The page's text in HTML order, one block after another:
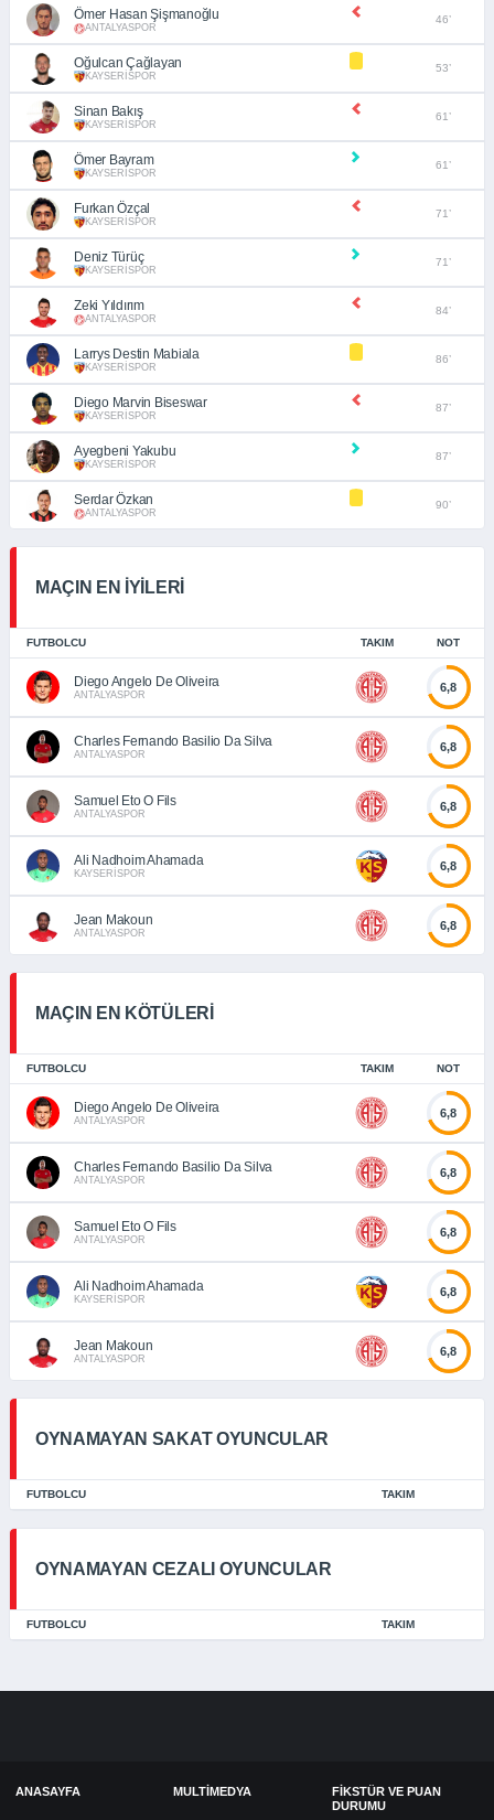
Ömer Hasan Şişmanoğlu
ANTALYASPOR
46’
Oğulcan Çağlayan
KAYSERİSPOR
53’
Sinan Bakış
KAYSERİSPOR
61’
Ömer Bayram
KAYSERİSPOR
61’
Furkan Özçal
KAYSERİSPOR
71’
Deniz Türüç
KAYSERİSPOR
71’
Zeki Yıldırım
ANTALYASPOR
84’
Larrys Destin Mabiala
KAYSERİSPOR
86’
Diego Marvin Biseswar
KAYSERİSPOR
87’
Ayegbeni Yakubu
KAYSERİSPOR
87’
Serdar Özkan
ANTALYASPOR
90’
MAÇIN EN İYİLERİ
FUTBOLCU TAKIM NOT
Diego Angelo De Oliveira
ANTALYASPOR
6,8
Charles Fernando Basilio Da Silva
ANTALYASPOR
6,8
Samuel Eto O Fils
ANTALYASPOR
6,8
Ali Nadhoim Ahamada
KAYSERİSPOR
6,8
Jean Makoun
ANTALYASPOR
6,8
MAÇIN EN KÖTÜLERİ
FUTBOLCU TAKIM NOT
Diego Angelo De Oliveira
ANTALYASPOR
6,8
Charles Fernando Basilio Da Silva
ANTALYASPOR
6,8
Samuel Eto O Fils
ANTALYASPOR
6,8
Ali Nadhoim Ahamada
KAYSERİSPOR
6,8
Jean Makoun
ANTALYASPOR
6,8
OYNAMAYAN SAKAT OYUNCULAR
FUTBOLCU TAKIM
OYNAMAYAN CEZALI OYUNCULAR
FUTBOLCU TAKIM
ANASAYFA MULTIMEDYA
FIKSTÜR VE PUAN
DURUMU